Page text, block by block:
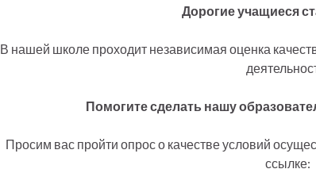
Дорогие учащиеся
В нашей школе проходит независимая оценка
Помогите сделать нашу
Просим вас пройти опрос о качестве условий
ссылке: